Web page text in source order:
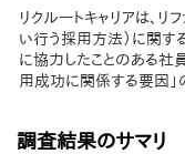
リクルートキャリアは、
い行う採用方法）に関す
に協力したことのある社
用成功に関係する要因」
調査結果のサマリ